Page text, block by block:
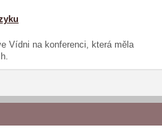
Vídni na konferenci, která měla